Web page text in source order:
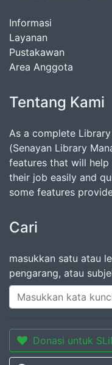
Informasi
Layanan
Pustakawan
Area Anggota
Tentang Kami
As a complete
(Senayan Library
features that will
their job easily and
some features
Cari
masukkan satu atau
pengarang, atau
Donasi untuk